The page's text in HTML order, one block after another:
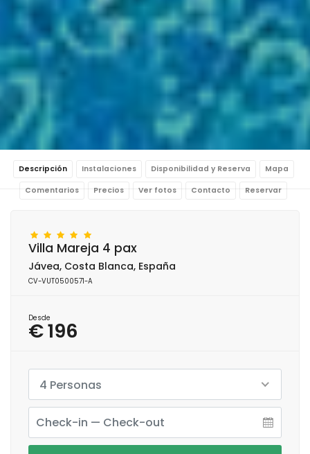
Descripción Instalaciones Disponibilidad y Reserva Mapa
Comentarios Precios Ver fotos Contacto Reservar
Villa Mareja 4 pax
Jávea, Costa Blanca, España
CV-VUT0500571-A
Desde
€ 196
4 Personas